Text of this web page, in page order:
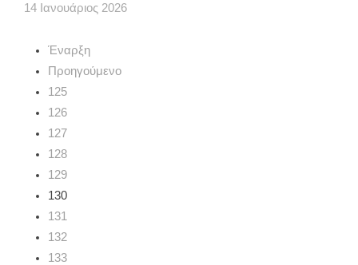
14 Ιανουάριος 2026
Έναρξη
Προηγούμενο
125
126
127
128
129
130
131
132
133